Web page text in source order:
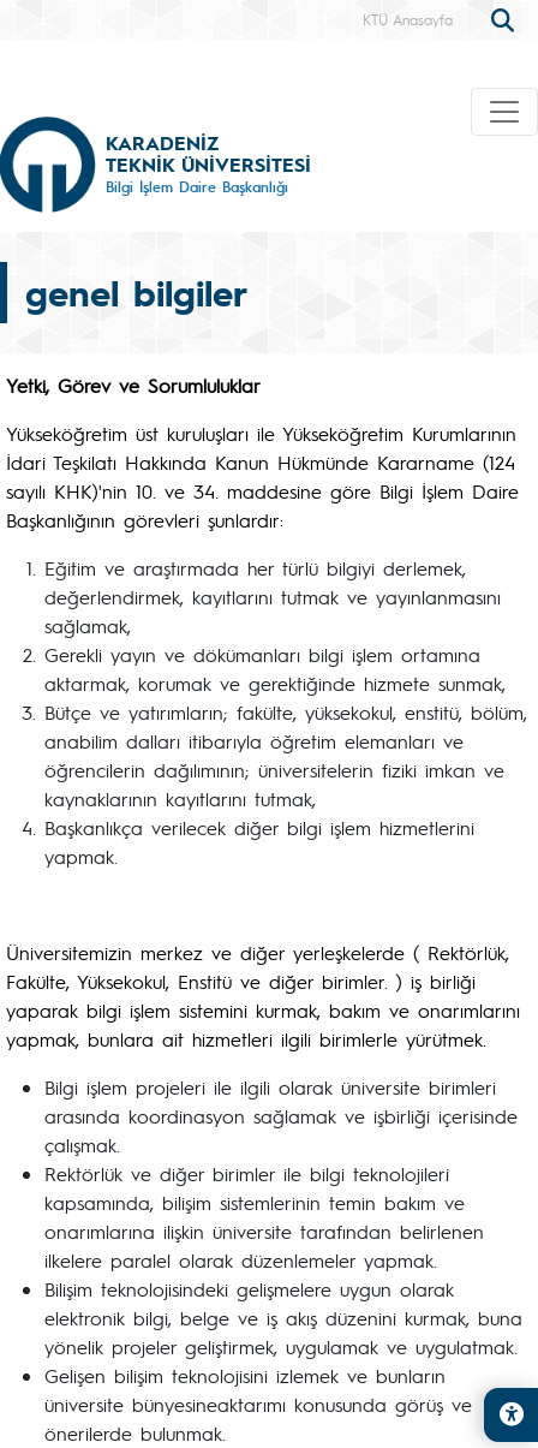
KTÜ Anasayfa
KARADENİZ
TEKNİK ÜNİVERSİTESİ
Bilgi İşlem Daire Başkanlığı
genel bilgiler
Yetki, Görev ve Sorumluluklar
Yükseköğretim üst kuruluşları ile Yükseköğretim Kurumlarının
İdari Teşkilatı Hakkında Kanun Hükmünde Kararname (124
sayılı KHK)'nin 10. ve 34. maddesine göre Bilgi İşlem Daire
Başkanlığının görevleri şunlardır:
Eğitim ve araştırmada her türlü bilgiyi derlemek,
değerlendirmek, kayıtlarını tutmak ve yayınlanmasını
sağlamak,
Gerekli yayın ve dökümanları bilgi işlem ortamına
aktarmak, korumak ve gerektiğinde hizmete sunmak,
Bütçe ve yatırımların; fakülte, yüksekokul, enstitü, bölüm,
anabilim dalları itibarıyla öğretim elemanları ve
öğrencilerin dağılımının; üniversitelerin fiziki imkan ve
kaynaklarının kayıtlarını tutmak,
Başkanlıkça verilecek diğer bilgi işlem hizmetlerini
yapmak.
Üniversitemizin merkez ve diğer yerleşkelerde ( Rektörlük,
Fakülte, Yüksekokul, Enstitü ve diğer birimler. ) iş birliği
yaparak bilgi işlem sistemini kurmak, bakım ve onarımlarını
yapmak, bunlara ait hizmetleri ilgili birimlerle yürütmek.
Bilgi işlem projeleri ile ilgili olarak üniversite birimleri
arasında koordinasyon sağlamak ve işbirliği içerisinde
çalışmak.
Rektörlük ve diğer birimler ile bilgi teknolojileri
kapsamında, bilişim sistemlerinin temin bakım ve
onarımlarına ilişkin üniversite tarafından belirlenen
ilkelere paralel olarak düzenlemeler yapmak.
Bilişim teknolojisindeki gelişmelere uygun olarak
elektronik bilgi, belge ve iş akış düzenini kurmak, buna
yönelik projeler geliştirmek, uygulamak ve uygulatmak.
Gelişen bilişim teknolojisini izlemek ve bunların
üniversite bünyesineaktarımı konusunda görüş ve
önerilerde bulunmak.